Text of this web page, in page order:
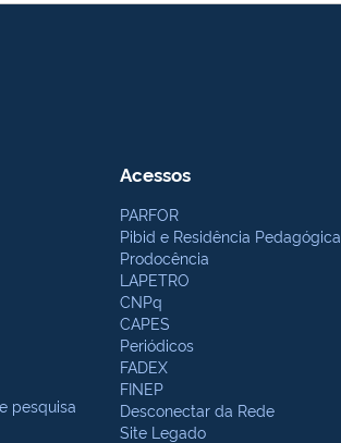
pesquisa
Acessos
PARFOR
Pibid e Residência Pedagógica
Prodocência
LAPETRO
CNPq
CAPES
Periódicos
FADEX
FINEP
Desconectar da Rede
Site Legado